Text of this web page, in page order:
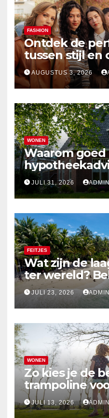
FASHION
Ontdek de
tussen stijl en
nieuwste
AUGUSTUS 3, 2026
WONEN
Waarom goed
dan alleen
JULI 31, 2026
FEITJES
Wat zijn de
ter wereld?
top 10
JULI 23, 2026
WONEN
Zo kies je de
trampoline
JULI 13, 2026 ADMIN